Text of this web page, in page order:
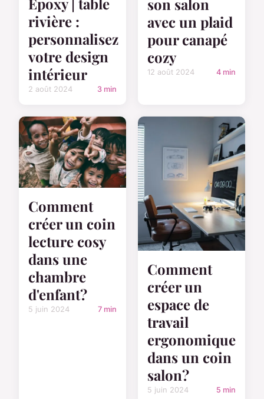
rivière :
personnalisez
votre design
intérieur
2 août 2024 3 min
son salon
avec un plaid
pour canapé
cozy
12 août 2024 4 min
Comment
créer un coin
lecture cosy
dans une
chambre
d'enfant?
5 juin 2024 7 min
Comment
créer un
espace de
travail
ergonomique
dans un coin
salon?
5 juin 2024 5 min